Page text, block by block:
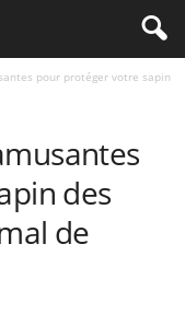
pour protéger votre sapin
des
de